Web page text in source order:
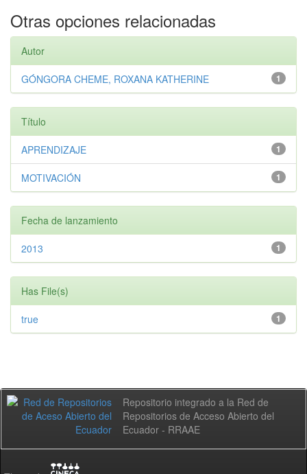
Otras opciones relacionadas
Autor
1
GÓNGORA CHEME, ROXANA KATHERINE
Título
1
APRENDIZAJE
1
MOTIVACIÓN
Fecha de lanzamiento
1
2013
Has File(s)
1
true
Repositorio integrado a la Red de
Repositorios de Acceso Abierto del
Ecuador - RRAAE